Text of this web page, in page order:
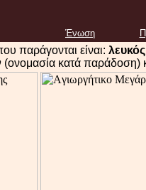
Ένωση
παράγονται είναι:
(ονομασία κατά παράδοση)